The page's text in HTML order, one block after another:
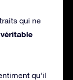
qui ne
qu’il